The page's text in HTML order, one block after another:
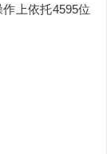
上依托4595位